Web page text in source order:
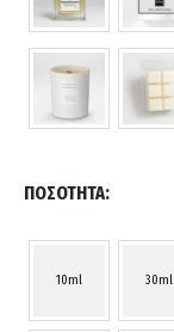
ΠΟΣΌΤΗΤΑ
10ml 30ml